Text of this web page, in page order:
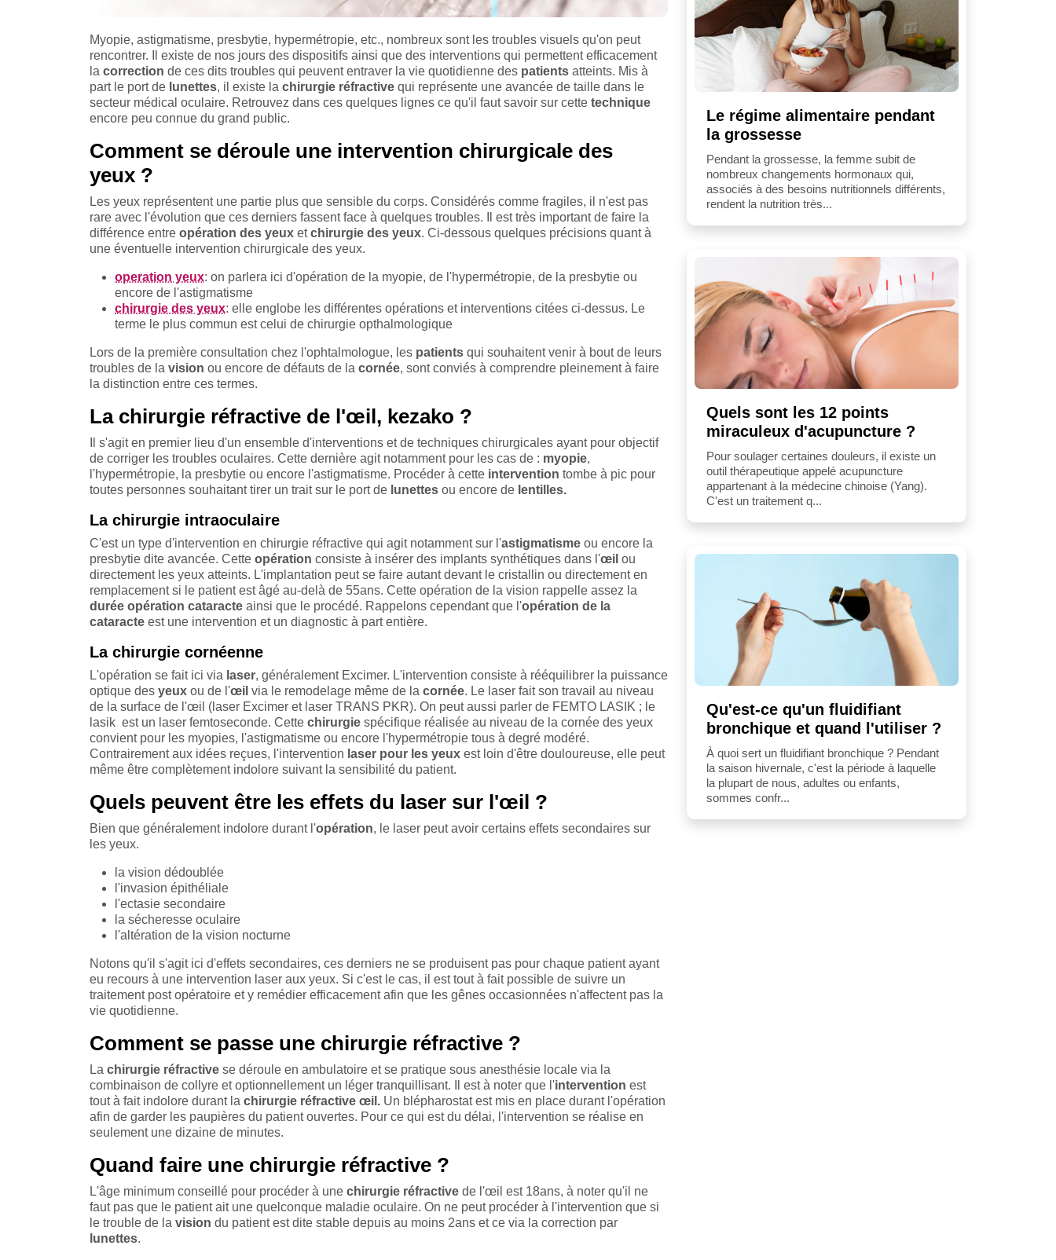
Myopie, astigmatisme, presbytie, hypermétropie, etc., nombreux sont les troubles visuels qu'on peut
rencontrer. Il existe de nos jours des dispositifs ainsi que des interventions qui permettent efficacement
la correction de ces dits troubles qui peuvent entraver la vie quotidienne des patients atteints. Mis à
part le port de lunettes, il existe la chirurgie réfractive qui représente une avancée de taille dans le
secteur médical oculaire. Retrouvez dans ces quelques lignes ce qu'il faut savoir sur cette technique
encore peu connue du grand public.
Comment se déroule une intervention chirurgicale des
yeux ?
Les yeux représentent une partie plus que sensible du corps. Considérés comme fragiles, il n'est pas
rare avec l'évolution que ces derniers fassent face à quelques troubles. Il est très important de faire la
différence entre opération des yeux etchirurgie des yeux. Ci-dessous quelques précisions quant à
une éventuelle intervention chirurgicale des yeux.
operation yeux: on parlera ici d'opération de la myopie, de l'hypermétropie, de la presbytie ou
encore de l'astigmatisme
chirurgie des yeux: elle englobe les différentes opérations et interventions citées ci-dessus. Le
terme le plus commun est celui de chirurgie opthalmologique
Lors de la première consultation chez l'ophtalmologue, les patients qui souhaitent venir à bout de leurs
troubles de la vision ou encore de défauts de la cornée, sont conviés à comprendre pleinement à faire
la distinction entre ces termes.
La chirurgie réfractive de l'œil, kezako ?
Il s'agit en premier lieu d'un ensemble d'interventions et de techniques chirurgicales ayant pour objectif
de corriger les troubles oculaires. Cette dernière agit notamment pour les cas de : myopie,
l'hypermétropie, la presbytie ou encore l'astigmatisme. Procéder à cette intervention tombe à pic pour
toutes personnes souhaitant tirer un trait sur le port de lunettes ou encore de lentilles.
La chirurgie intraoculaire
C'est un type d'intervention en chirurgie réfractive qui agit notamment sur l'astigmatisme ou encore la
presbytie dite avancée. Cette opération consiste à insérer des implants synthétiques dans l'œil ou
directement les yeux atteints. L'implantation peut se faire autant devant le cristallin ou directement en
remplacement si le patient est âgé au-delà de 55ans. Cette opération de la vision rappelle assez la
durée opération cataracte ainsi que le procédé. Rappelons cependant que l'opération de la
cataracte est une intervention et un diagnostic à part entière.
La chirurgie cornéenne
L'opération se fait ici via laser, généralement Excimer. L'intervention consiste à rééquilibrer la puissance
optique des yeux ou de l'œil via le remodelage même de la cornée. Le laser fait son travail au niveau
de la surface de l'œil (laser Excimer et laser TRANS PKR). On peut aussi parler de FEMTO LASIK ; le
lasik est un laser femtoseconde. Cette chirurgie spécifique réalisée au niveau de la cornée des yeux
convient pour les myopies, l'astigmatisme ou encore l'hypermétropie tous à degré modéré.
Contrairement aux idées reçues, l'intervention laser pour les yeux est loin d'être douloureuse, elle peut
même être complètement indolore suivant la sensibilité du patient.
Quels peuvent être les effets du laser sur l'œil ?
Bien que généralement indolore durant l'opération, le laser peut avoir certains effets secondaires sur
les yeux.
la vision dédoublée
l'invasion épithéliale
l'ectasie secondaire
la sécheresse oculaire
l'altération de la vision nocturne
Notons qu'il s'agit ici d'effets secondaires, ces derniers ne se produisent pas pour chaque patient ayant
eu recours à une intervention laser aux yeux. Si c'est le cas, il est tout à fait possible de suivre un
traitement post opératoire et y remédier efficacement afin que les gênes occasionnées n'affectent pas la
vie quotidienne.
Comment se passe une chirurgie réfractive ?
La chirurgie réfractive se déroule en ambulatoire et se pratique sous anesthésie locale via la
combinaison de collyre et optionnellement un léger tranquillisant. Il est à noter que l'intervention est
tout à fait indolore durant la chirurgie réfractive œil. Un blépharostat est mis en place durant l'opération
afin de garder les paupières du patient ouvertes. Pour ce qui est du délai, l'intervention se réalise en
seulement une dizaine de minutes.
Quand faire une chirurgie réfractive ?
L'âge minimum conseillé pour procéder à une chirurgie réfractive de l'œil est 18ans, à noter qu'il ne
faut pas que le patient ait une quelconque maladie oculaire. On ne peut procéder à l'intervention que si
le trouble de la vision du patient est dite stable depuis au moins 2ans et ce via la correction par
lunettes.
Le régime alimentaire pendant
la grossesse
Pendant la grossesse, la femme subit de
nombreux changements hormonaux qui,
associés à des besoins nutritionnels différents,
rendent la nutrition très...
Quels sont les 12 points
miraculeux d'acupuncture ?
Pour soulager certaines douleurs, il existe un
outil thérapeutique appelé acupuncture
appartenant à la médecine chinoise (Yang).
C'est un traitement q...
Qu'est-ce qu'un fluidifiant
bronchique et quand l'utiliser ?
À quoi sert un fluidifiant bronchique ? Pendant
la saison hivernale, c'est la période à laquelle
la plupart de nous, adultes ou enfants,
sommes confr...